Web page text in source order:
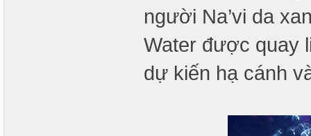
người Na’vi da
Water được quay
dự kiến ​​hạ cánh